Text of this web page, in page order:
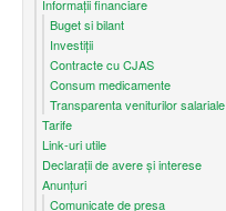
Informații financiare
Buget si bilant
Investiții
Contracte cu CJAS
Consum medicamente
Transparenta veniturilor salariale
Tarife
Link-uri utile
Declarații de avere și interese
Anunțuri
Comunicate de presa